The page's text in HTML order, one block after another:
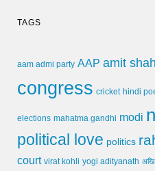
TAGS
aam admi party AAP amit shah
congress cricket hindi
elections mahatma gandhi modi
political love politics
court virat kohli yogi adityanath